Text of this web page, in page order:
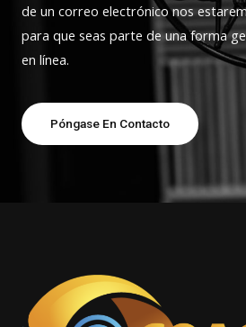
de un correo electrónico nos
para que seas parte de una forma
en línea.
Póngase En Contacto